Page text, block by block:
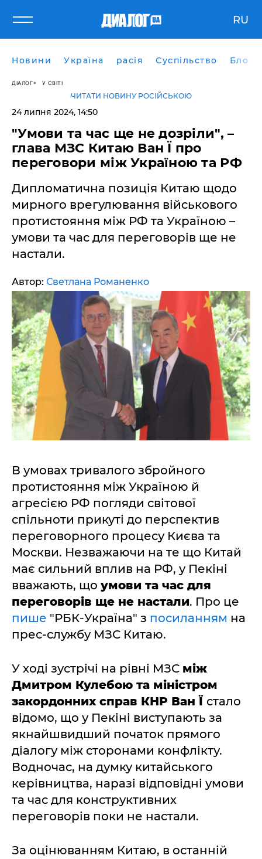
RU
Новини Україна расія Суспільство Блоги
ДІАЛОГ У СВІТІ
ЧИТАТИ НОВИНУ РОСІЙСЬКОЮ
24 липня 2024, 14:50
"Умови та час ще не дозріли", –
глава МЗС Китаю Ван Ї про
переговори між Україною та РФ
Дипломатична позиція Китаю щодо
мирного врегулювання військового
протистояння між РФ та Україною –
умови та час для переговорів ще не
настали.
Автор: Светлана Романенко
В умовах тривалого збройного
протистояння між Україною й
агресією РФ погляди світової
спільноти прикуті до перспектив
переговорного процесу Києва та
Москви. Незважаючи на те що Китай
має сильний вплив на РФ, у Пекіні
вважають, що умови та час для
переговорів ще не настали. Про це
пише "РБК-Україна" з посиланням на
прес-службу МЗС Китаю.
У ході зустрічі на рівні МЗС між
Дмитром Кулебою та міністром
закордонних справ КНР Ван Ї стало
відомо, що у Пекіні виступають за
якнайшвидший початок прямого
діалогу між сторонами конфлікту.
Водночас, на думку китайського
керівництва, наразі відповідні умови
та час для конструктивних
переговорів поки не настали.
За оцінюванням Китаю, в останній